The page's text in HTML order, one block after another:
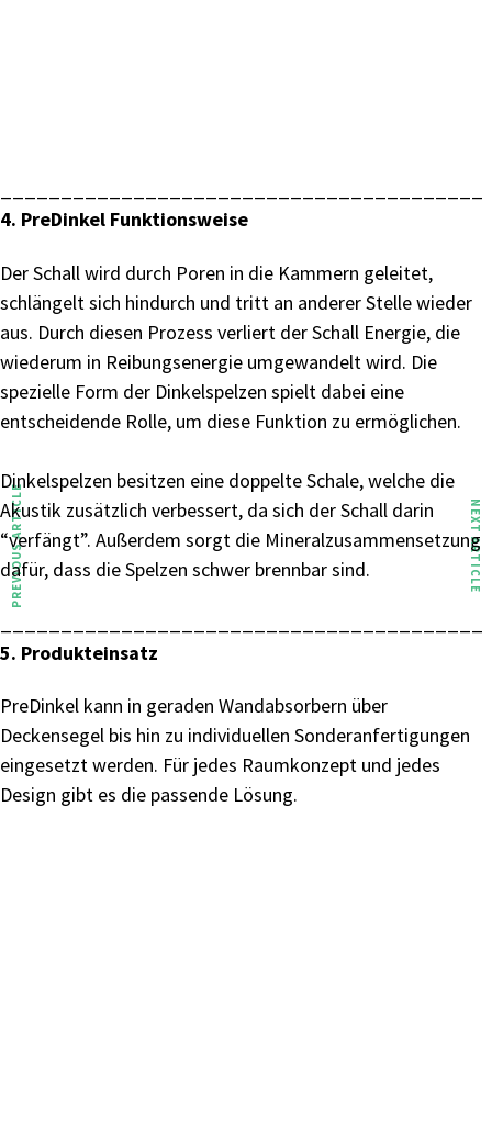
4. PreDinkel Funktionsweise
Der Schall wird durch Poren in die Kammern geleitet,
schlängelt sich hindurch und tritt an anderer Stelle wieder
aus. Durch diesen Prozess verliert der Schall Energie, die
wiederum in Reibungsenergie umgewandelt wird. Die
spezielle Form der Dinkelspelzen spielt dabei eine
entscheidende Rolle, um diese Funktion zu ermöglichen.
Dinkelspelzen besitzen eine doppelte Schale, welche die
Akustik zusätzlich verbessert, da sich der Schall darin
“verfängt”. Außerdem sorgt die Mineralzusammensetzung
dafür, dass die Spelzen schwer brennbar sind.
5. Produkteinsatz
PreDinkel kann in geraden Wandabsorbern über
Deckensegel bis hin zu individuellen Sonderanfertigungen
eingesetzt werden. Für jedes Raumkonzept und jedes
Design gibt es die passende Lösung.
PREVIOUS ARTICLE NEXT ARTICLE